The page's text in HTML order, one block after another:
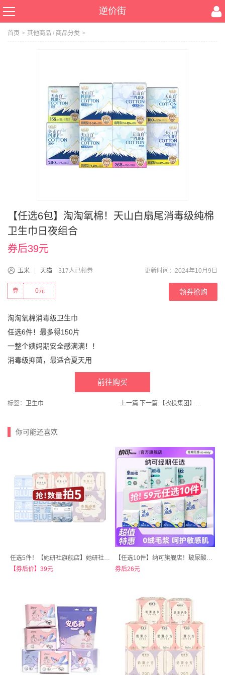
逆价街
首页 > 其他商品 / 商品分类 >
【任选6包】淘淘氧棉！天山白扇尾消毒级纯棉
卫生巾日夜组合
券后39元
玉米 天猫 317人已领券 更新时间：2024年10月9日
0元
券 领券抢购
淘淘氧棉消毒级卫生巾
任选6件！最多得150片
一整个姨妈期安全感满满！！
消毒级抑菌，最适合夏天用
前往购买
标签： 卫生巾 上一篇 下一篇: 【农投集团】田本部2024头茬黄糯玉米8根
你可能还喜欢
任选5件！【她研社旗舰店】她研社卫生巾随心拍240片
【券后价】39元
【任选10件】纳可旗舰店！玻尿酸亲肤棉极薄日夜用卫生巾
券后26元